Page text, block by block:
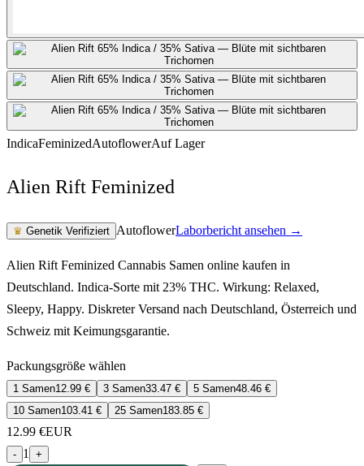
IndicaFeminizedAutoflowerAuf Lager
Alien Rift Feminized
♛ Genetik Verifiziert AutoflowerLaborbericht ansehen →
Alien Rift Feminized Cannabis Samen online kaufen in
Deutschland. Indica-Sorte mit 23% THC. Wirkung: Relaxed,
Sleepy, Happy. Diskreter Versand nach Deutschland, Österreich und
Schweiz mit Keimungsgarantie.
Packungsgröße wählen
1 Samen12.99 € 3 Samen33.47 € 5 Samen48.46 €
10 Samen103.41 € 25 Samen183.85 €
12.99 €EUR
- 1 +